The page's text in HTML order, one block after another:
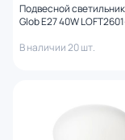
Подвесной
Glob E27 40W
В наличии 20 шт.